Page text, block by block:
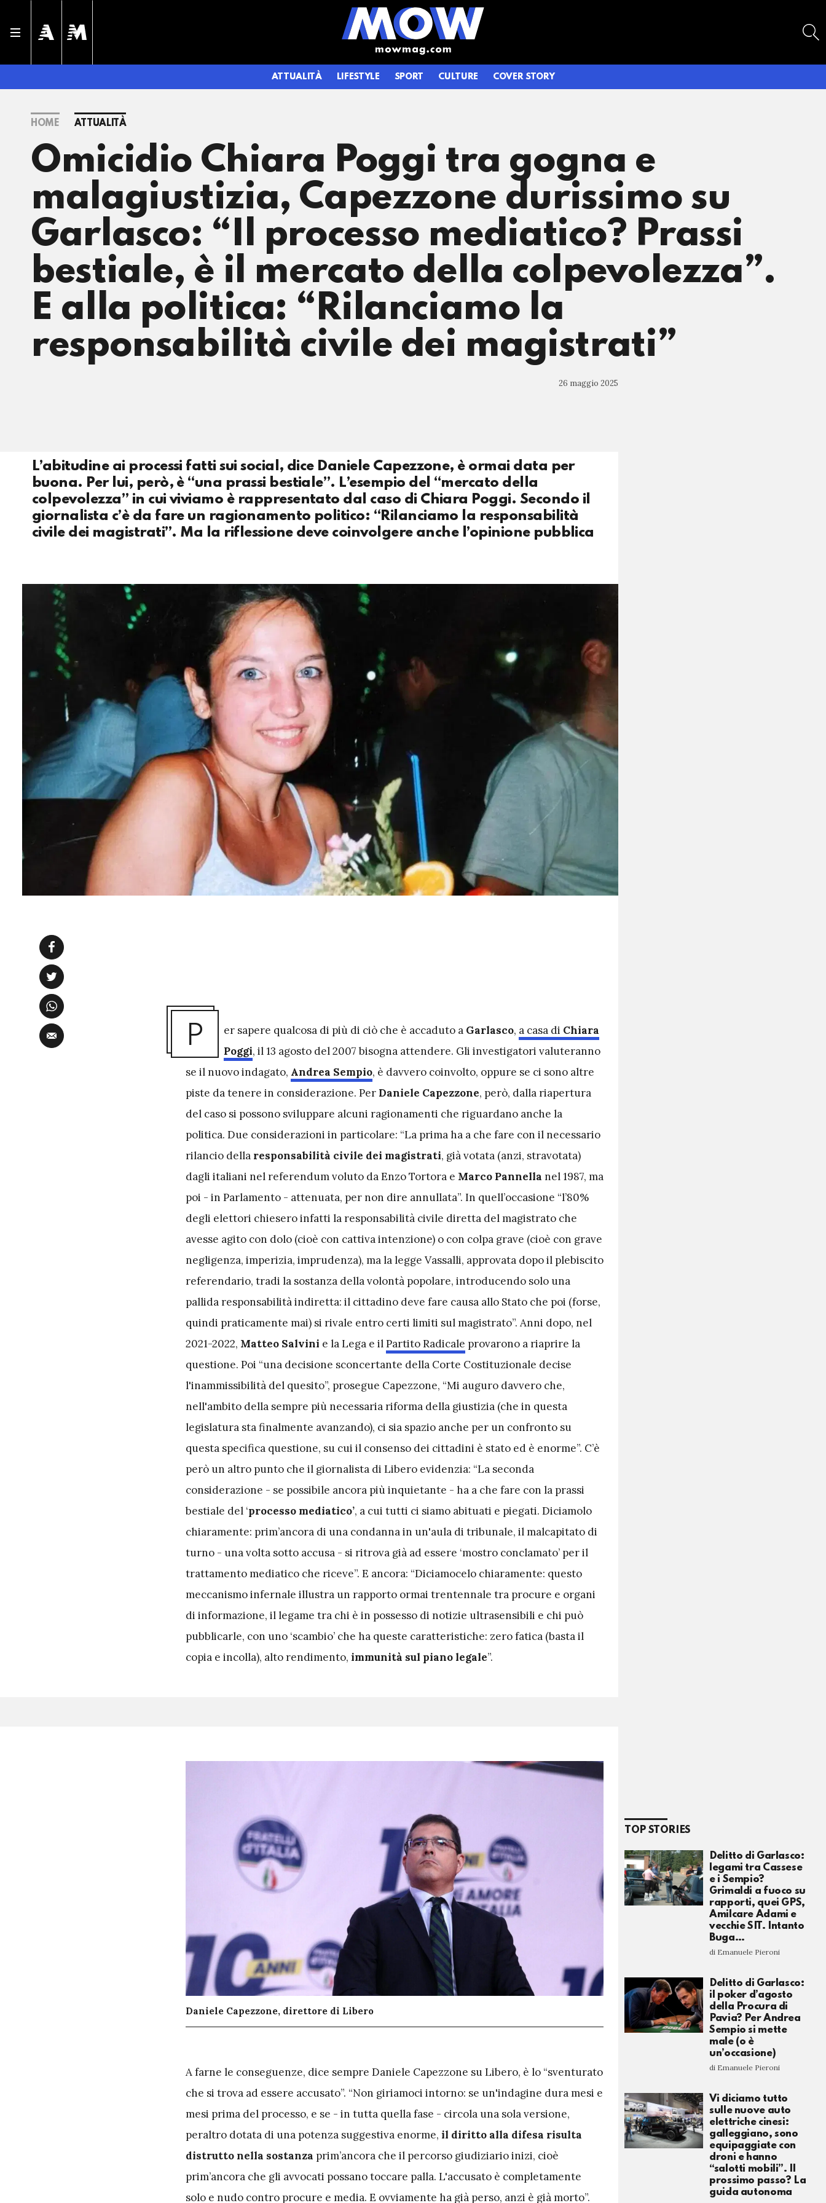
ATTUALITÀ LIFESTYLE SPORT CULTURE COVER STORY
HOME ATTUALITÀ
Omicidio Chiara Poggi tra gogna e
malagiustizia, Capezzone durissimo su
Garlasco: “Il processo mediatico? Prassi
bestiale, è il mercato della colpevolezza”.
E alla politica: “Rilanciamo la
responsabilità civile dei magistrati”
26 maggio 2025
L’abitudine ai processi fatti sui social, dice Daniele Capezzone, è ormai data per
buona. Per lui, però, è “una prassi bestiale”. L’esempio del “mercato della
colpevolezza” in cui viviamo è rappresentato dal caso di Chiara Poggi. Secondo il
giornalista c’è da fare un ragionamento politico: “Rilanciamo la responsabilità
civile dei magistrati”. Ma la riflessione deve coinvolgere anche l’opinione pubblica
P er sapere qualcosa di più di ciò che è accaduto a Garlasco, a casa di Chiara
Poggi, il 13 agosto del 2007 bisogna attendere. Gli investigatori valuteranno
se il nuovo indagato, Andrea Sempio, è davvero coinvolto, oppure se ci sono altre
piste da tenere in considerazione. Per Daniele Capezzone, però, dalla riapertura
del caso si possono sviluppare alcuni ragionamenti che riguardano anche la
politica. Due considerazioni in particolare: “La prima ha a che fare con il necessario
rilancio della responsabilità civile dei magistrati, già votata (anzi, stravotata)
dagli italiani nel referendum voluto da Enzo Tortora e Marco Pannella nel 1987, ma
poi - in Parlamento - attenuata, per non dire annullata”. In quell’occasione “l’80%
degli elettori chiesero infatti la responsabilità civile diretta del magistrato che
avesse agito con dolo (cioè con cattiva intenzione) o con colpa grave (cioè con grave
negligenza, imperizia, imprudenza), ma la legge Vassalli, approvata dopo il plebiscito
referendario, tradi la sostanza della volontà popolare, introducendo solo una
pallida responsabilità indiretta: il cittadino deve fare causa allo Stato che poi (forse,
quindi praticamente mai) si rivale entro certi limiti sul magistrato”. Anni dopo, nel
2021-2022, Matteo Salvini e la Lega e ilPartito Radicale provarono a riaprire la
questione. Poi “una decisione sconcertante della Corte Costituzionale decise
l'inammissibilità del quesito”, prosegue Capezzone, “Mi auguro davvero che,
nell'ambito della sempre più necessaria riforma della giustizia (che in questa
legislatura sta finalmente avanzando), ci sia spazio anche per un confronto su
questa specifica questione, su cui il consenso dei cittadini è stato ed è enorme”. C’è
però un altro punto che il giornalista di Libero evidenzia: “La seconda
considerazione - se possibile ancora più inquietante - ha a che fare con la prassi
bestiale del ‘processo mediatico’, a cui tutti ci siamo abituati e piegati. Diciamolo
chiaramente: prim’ancora di una condanna in un'aula di tribunale, il malcapitato di
turno - una volta sotto accusa - si ritrova già ad essere ‘mostro conclamato’ per il
trattamento mediatico che riceve”. E ancora: “Diciamocelo chiaramente: questo
meccanismo infernale illustra un rapporto ormai trentennale tra procure e organi
di informazione, il legame tra chi è in possesso di notizie ultrasensibili e chi può
pubblicarle, con uno ‘scambio’ che ha queste caratteristiche: zero fatica (basta il
copia e incolla), alto rendimento, immunità sul piano legale”.
Daniele Capezzone, direttore di Libero
Afarne le conseguenze, dice sempre Daniele Capezzone su Libero, è lo “sventurato
che si trova ad essere accusato”. “Non giriamoci intorno: se un'indagine dura mesi e
mesi prima del processo, e se - in tutta quella fase - circola una sola versione,
peraltro dotata di una potenza suggestiva enorme, il diritto alla difesa risulta
distrutto nella sostanza prim’ancora che il percorso giudiziario inizi, cioè
prim’ancora che gli avvocati possano toccare palla. L'accusato è completamente
solo e nudo contro procure e media. E ovviamente ha già perso, anzi è già morto”.
TOP STORIES
Delitto di Garlasco:
legami tra Cassese
e i Sempio?
Grimaldi a fuoco su
rapporti, quei GPS,
Amilcare Adami e
vecchie SIT. Intanto
Buga…
di Emanuele Pieroni
Delitto di Garlasco:
il poker d’agosto
della Procura di
Pavia? Per Andrea
Sempio si mette
male (o è
un’occasione)
di Emanuele Pieroni
Vi diciamo tutto
sulle nuove auto
elettriche cinesi:
galleggiano, sono
equipaggiate con
droni e hanno
“salotti mobili”. Il
prossimo passo? La
guida autonoma